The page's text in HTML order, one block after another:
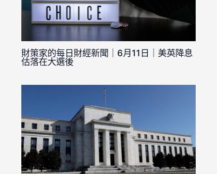
財策家的每日財經新聞｜6月11日｜美英降息
估落在大選後